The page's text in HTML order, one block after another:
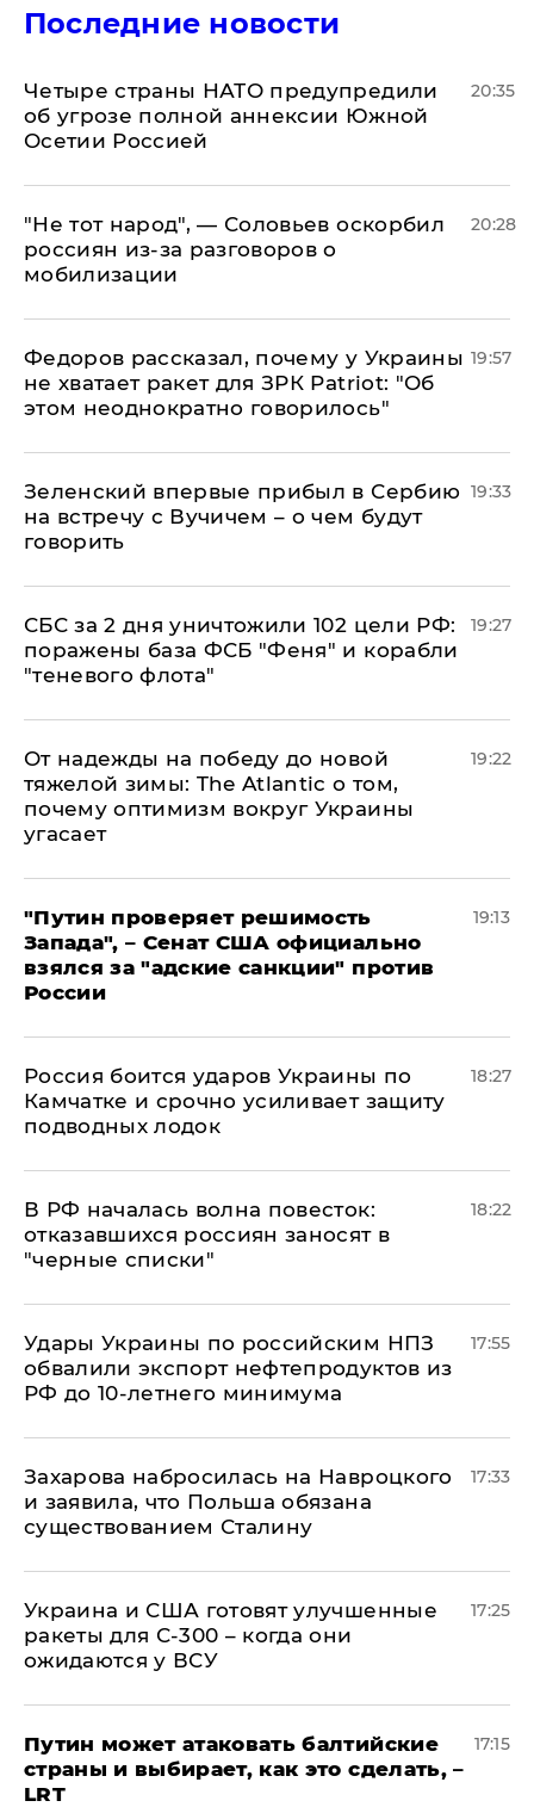
Последние новости
Четыре страны НАТО предупредили
об угрозе полной аннексии Южной
Осетии Россией
20:35
​"Не тот народ", — Соловьев оскорбил
россиян из-за разговоров о
мобилизации
20:28
Федоров рассказал, почему у Украины
не хватает ракет для ЗРК Patriot: "Об
этом неоднократно говорилось"
19:57
Зеленский впервые прибыл в Сербию
на встречу с Вучичем – о чем будут
говорить
19:33
СБС за 2 дня уничтожили 102 цели РФ:
поражены база ФСБ "Феня" и корабли
"теневого флота"
19:27
От надежды на победу до новой
тяжелой зимы: The Atlantic о том,
почему оптимизм вокруг Украины
угасает
19:22
"Путин проверяет решимость
Запада", – Сенат США официально
взялся за "адские санкции" против
России
19:13
Россия боится ударов Украины по
Камчатке и срочно усиливает защиту
подводных лодок
18:27
​В РФ началась волна повесток:
отказавшихся россиян заносят в
"черные списки"
18:22
Удары Украины по российским НПЗ
обвалили экспорт нефтепродуктов из
РФ до 10-летнего минимума
17:55
​Захарова набросилась на Навроцкого
и заявила, что Польша обязана
существованием Сталину
17:33
Украина и США готовят улучшенные
ракеты для С-300 – когда они
ожидаются у ВСУ
17:25
Путин может атаковать балтийские
страны и выбирает, как это сделать, –
LRT
17:15